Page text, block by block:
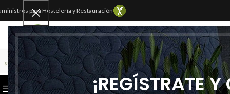
¡REGÍSTRATE
para Hostelería y Restauración
SELECCIONAR CATEGORÍA
CATEGORÍAS INICIOTIENDACONTACTAR